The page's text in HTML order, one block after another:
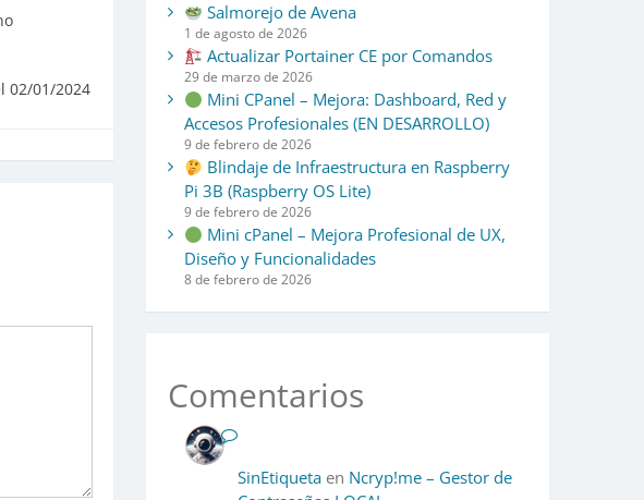
02/01/2024
Salmorejo de Avena
1 de agosto de 2026
Actualizar Portainer CE por Comandos
29 de marzo de 2026
Mini CPanel – Mejora: Dashboard, Red y
Accesos Profesionales (EN DESARROLLO)
9 de febrero de 2026
Blindaje de Infraestructura en Raspberry
Pi 3B (Raspberry OS Lite)
9 de febrero de 2026
Mini cPanel – Mejora Profesional de UX,
Diseño y Funcionalidades
8 de febrero de 2026
Comentarios
SinEtiquetaen Ncryp!me – Gestor de